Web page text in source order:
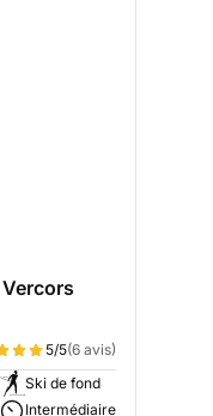
5/5(6 avis)
Ski de fond
Intermédiaire